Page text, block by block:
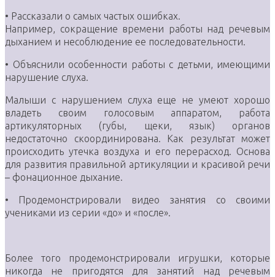
• Рассказали о самых частых ошибках.
Например, сокращение времени работы над речевым
дыханием и несоблюдение ее последовательности.
• Объяснили особенности работы с детьми, имеющими
нарушение слуха.
Малыши с нарушением слуха еще не умеют хорошо
владеть своим голосовым аппаратом, работа
артикуляторных (губы, щеки, язык) органов
недостаточно скоординирована. Как результат может
происходить утечка воздуха и его перерасход. Основа
для развития правильной артикуляции и красивой речи
– фонационное дыхание.
• Продемонстрировали видео занятия со своими
учениками из серии «до» и «после».
Более того продемонстрировали игрушки, которые
никогда не пригодятся для занятий над речевым